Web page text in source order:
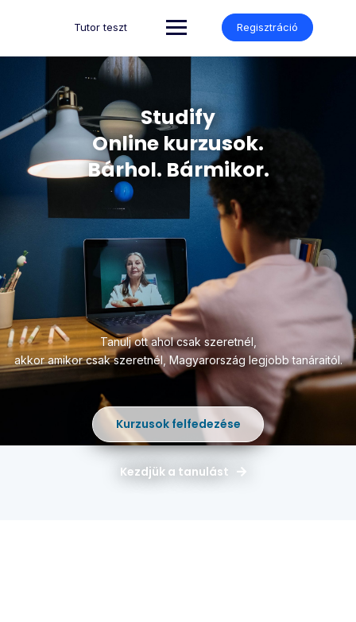
Tutor teszt Regisztráció
Studify
Online kurzusok.
Bárhol. Bármikor.
Tanulj ott ahol csak szeretnél,
akkor amikor csak szeretnél,Magyarország legjobb tanáraitól.
Kurzusok felfedezése
Kezdjük a tanulást